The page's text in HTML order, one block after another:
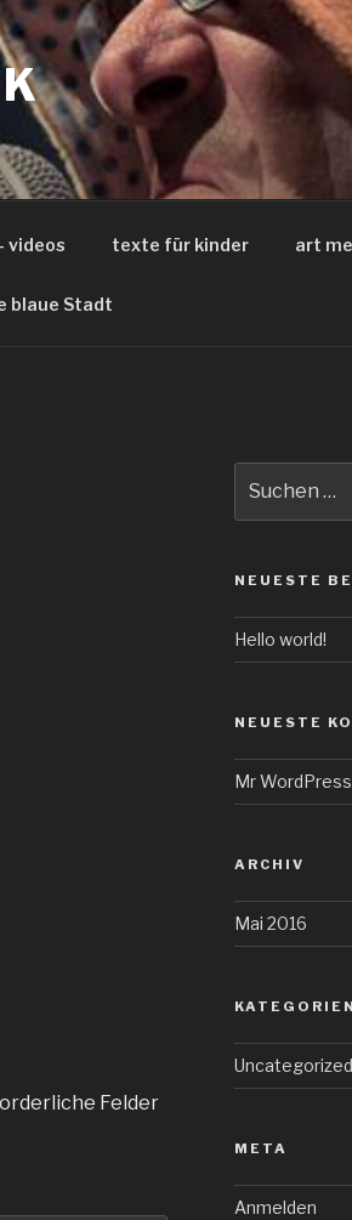
videos texte für kinder art
blaue Stadt
Felder
nach:
NEUESTE
Hello world!
NEUESTE
Mr WordPress
ARCHIV
Mai 2016
KATEGORIEN
Uncategorized
META
Anmelden